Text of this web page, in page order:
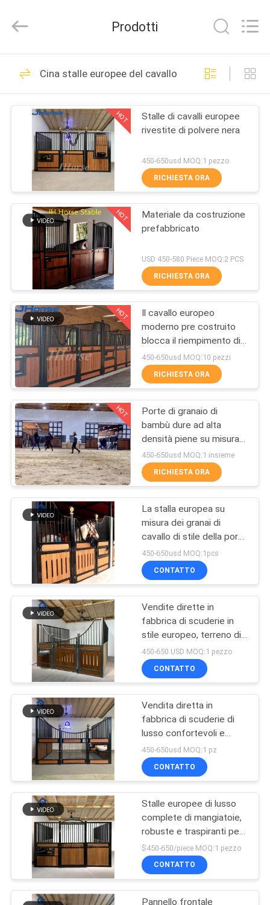
CASA
PRODOTTI
CIRCA
GIRO
DELLA
FABBRICA
CONTROLLO
DI
QUALITÀ
CONTATTICI
RICHIEDA
UNA
CITAZIONE
MAPPA
DEL
SITO
NORME
SULLA
PRIVACY
metal
products
All
Reserved.
Parti anteriori della
stalla del cavallo
386
stalle europee del
cavallo
371
Pannelli della stalla
del cavallo
252
Stabile da cavallo
portatile
172
Attrezzature per
salti a cavallo
45
Pannelli del recinto
per bestiame del
cavallo
pannelli dell'iarda
del bestiame
Prodotti
Cina stalle europee del cavallo
HOT
Stalle di cavalli europee
rivestite di polvere nera
450-650usd MOQ:1 pezzo
RICHIESTA ORA
HOT
Materiale da costruzione
prefabbricato
USD 450-580 Piece MOQ:2 PCS
RICHIESTA ORA
HOT
Il cavallo europeo
moderno pre costruito
blocca il riempimento di
bambù facoltativo
450-650usd MOQ:10 pezzi
RICHIESTA ORA
HOT
Porte di granaio di
bambù dure ad alta
densità piene su misura
della stalla
450-650usd MOQ:1 insieme
RICHIESTA ORA
La stalla europea su
misura dei granai di
cavallo di stile della porta
a battenti fronteggia i
pannelli per le aziende
agricole
450-650usd MOQ:1pcs
CONTATTO
Vendite dirette in
fabbrica di scuderie in
stile europeo, terreno di
addestramento per
cavalli robusto e
traspirante zincato
450-650 USD MOQ:1 pezzo
CONTATTO
Vendita diretta in
fabbrica di scuderie di
lusso confortevoli e
traspiranti realizzate con
pannelli di bambù e legno
450-650usd MOQ:1 pz
CONTATTO
Stalle europee di lusso
complete di mangiatoie,
robuste e traspiranti per
l'uso nei campi di
addestramento
$450-650/piece MOQ:1 pezzo
CONTATTO
Pannello frontale